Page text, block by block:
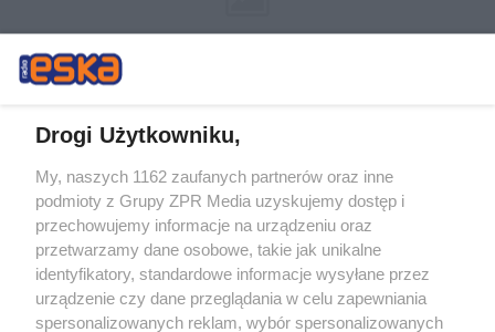
Żaden utwór zamieszczony w serwisie nie może być powielany i
rozpowszechniany lub dalej rozpowszechniany w jakikolwiek sposób (w
tym także elektroniczny lub mechaniczny) na jakimkolwiek polu
eksploatacji w jakiejkolwiek formie, włącznie z umieszczaniem w
Internecie bez pisemnej zgody właściciela praw. Jakiekolwiek użycie lub
wykorzystanie utworów w całości lub w części z naruszeniem prawa,
tzn. bez właściwej zgody, jest zabronione pod groźbą kary i może być
ścigane prawnie.
Drogi Użytkowniku,
My, naszych 1162 zaufanych partnerów oraz inne
podmioty z Grupy ZPR Media uzyskujemy dostęp i
przechowujemy informacje na urządzeniu oraz
przetwarzamy dane osobowe, takie jak unikalne
identyfikatory, standardowe informacje wysyłane przez
urządzenie czy dane przeglądania w celu zapewniania
spersonalizowanych reklam, wybór spersonalizowanych